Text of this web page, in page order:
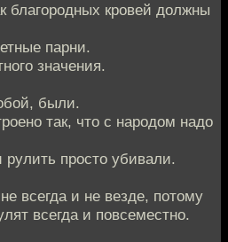
благородных кровей должны
парни.
значения.
были.
так, что с народом надо
просто убивали.
всегда и не везде, потому
всегда и повсеместно.